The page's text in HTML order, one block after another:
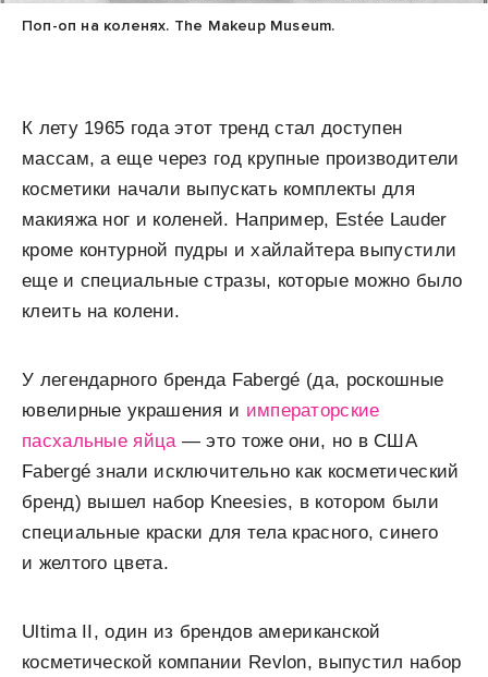
Поп-оп на коленях. The Makeup Museum.
К лету 1965 года этот тренд стал доступен
массам, а еще через год крупные производители
косметики начали выпускать комплекты для
макияжа ног и коленей. Например, Estée Lauder
кроме контурной пудры и хайлайтера выпустили
еще и специальные стразы, которые можно было
клеить на колени.
У легендарного бренда Fabergé (да, роскошные
ювелирные украшения и императорские
пасхальные яйца — это тоже они, но в США
Fabergé знали исключительно как косметический
бренд) вышел набор Kneesies, в котором были
специальные краски для тела красного, синего
и желтого цвета.
Ultima II, один из брендов американской
косметической компании Revlon, выпустил набор